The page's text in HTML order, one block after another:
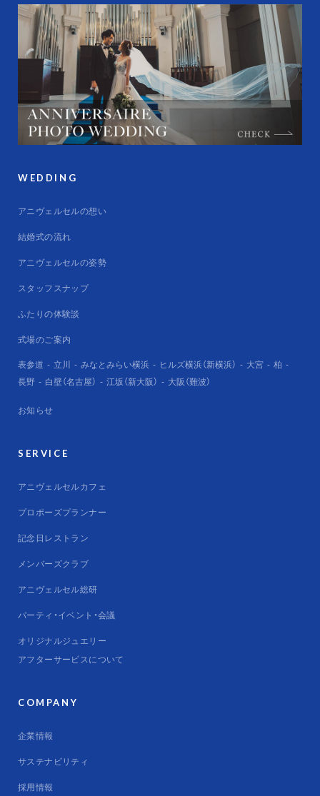
WEDDING
アニヴェルセルの想い
結婚式の流れ
アニヴェルセルの姿勢
スタッフスナップ
ふたりの体験談
式場のご案内
表参道
立川 みなとみらい横浜 ヒルズ横浜（新横浜） 大宮
柏
長野
白壁（名古屋） 江坂（新大阪） 大阪（難波）
お知らせ
SERVICE
アニヴェルセルカフェ
プロポーズプランナー
記念日レストラン
メンバーズクラブ
アニヴェルセル総研
パーティ・イベント・会議
オリジナルジュエリー
アフターサービスについて
COMPANY
企業情報
サステナビリティ
採用情報